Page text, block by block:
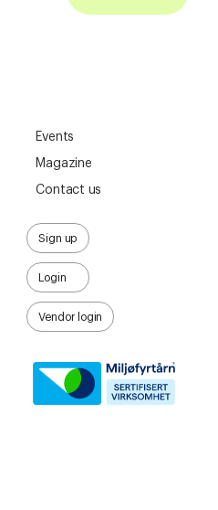
Events
Magazine
Contact us
Sign up
Login
Vendor login